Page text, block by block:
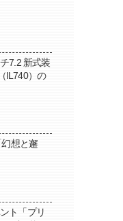
7.2 新式装
IL740）の
幻想と邂
ト「プリ